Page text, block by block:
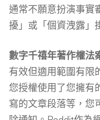
通常不願意扮演事實
擾」或「個資洩露」
數字千禧年著作權法
有效但適用範圍有限
您授權使用了您擁有
寫的文章段落等，您